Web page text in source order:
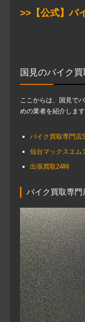
>>【公式】バ
国見のバイク
ここからは、国見で
めの業者を紹介します
バイク買取専門店
仙台マックスエム
出張買取24時
バイク買取専門